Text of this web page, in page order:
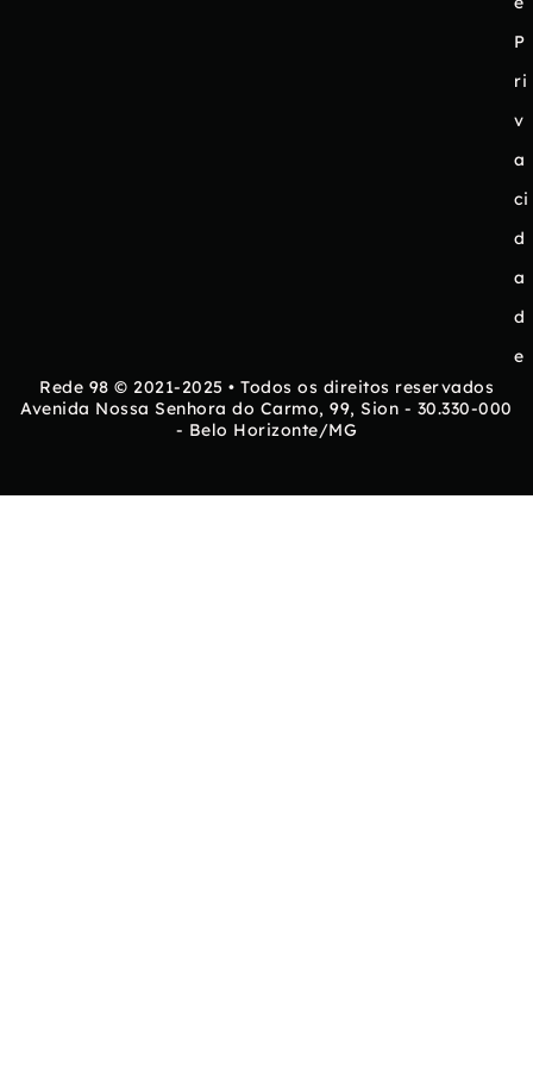
P
ri
v
a
ci
d
a
d
e
Rede 98 © 2021-2025 • Todos os direitos reservados
Avenida Nossa Senhora do Carmo, 99, Sion - 30.330-000
- Belo Horizonte/MG